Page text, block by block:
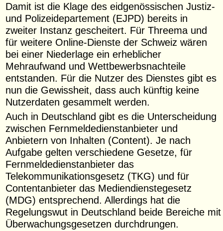
Damit ist die Klage des eidgenössischen Justiz-
und Polizeidepartement (EJPD) bereits in
zweiter Instanz gescheitert. Für Threema und
für weitere Online-Dienste der Schweiz wären
bei einer Niederlage ein erheblicher
Mehraufwand und Wettbewerbsnachteile
entstanden. Für die Nutzer des Dienstes gibt es
nun die Gewissheit, dass auch künftig keine
Nutzerdaten gesammelt werden.
Auch in Deutschland gibt es die Unterscheidung
zwischen Fernmeldedienstanbieter und
Anbietern von Inhalten (Content). Je nach
Aufgabe gelten verschiedene Gesetze, für
Fernmeldedienstanbieter das
Telekommunikationsgesetz (TKG) und für
Contentanbieter das Mediendienstegesetz
(MDG) entsprechend. Allerdings hat die
Regelungswut in Deutschland beide Bereiche mit
Überwachungsgesetzen durchdrungen.